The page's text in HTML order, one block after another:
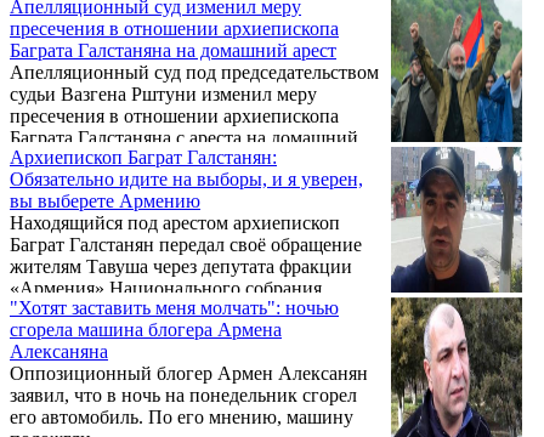
Азербайджану, что в Киранце дети не
смогут ходить в школу, но этого ...
Апелляционный суд изменил меру
пресечения в отношении архиепископа
Баграта Галстаняна на домашний арест
Апелляционный суд под председательством
судьи Вазгена Рштуни изменил меру
пресечения в отношении архиепископа
Баграта Галстаняна с ареста на домашний
арест.
Архиепископ Баграт Галстанян:
Обязательно идите на выборы, и я уверен,
вы выберете Армению
Находящийся под арестом архиепископ
Баграт Галстанян передал своё обращение
жителям Тавуша через депутата фракции
«Армения» Национального собрания
Гегама Манукяна.
"Хотят заставить меня молчать": ночью
сгорела машина блогера Армена
Алексаняна
Оппозиционный блогер Армен Алексанян
заявил, что в ночь на понедельник сгорел
его автомобиль. По его мнению, машину